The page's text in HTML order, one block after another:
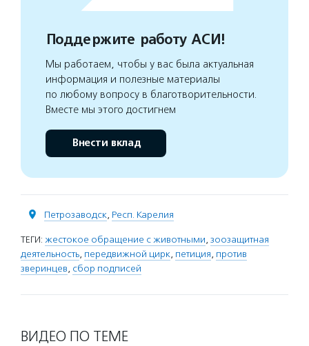
Поддержите работу АСИ!
Мы работаем, чтобы у вас была актуальная
информация и полезные материалы
по любому вопросу в благотворительности.
Вместе мы этого достигнем
Внести вклад
Петрозаводск, Респ. Карелия
ТЕГИ: жестокое обращение с животными, зоозащитная
деятельность, передвижной цирк, петиция, против
зверинцев, сбор подписей
ВИДЕО ПО ТЕМЕ